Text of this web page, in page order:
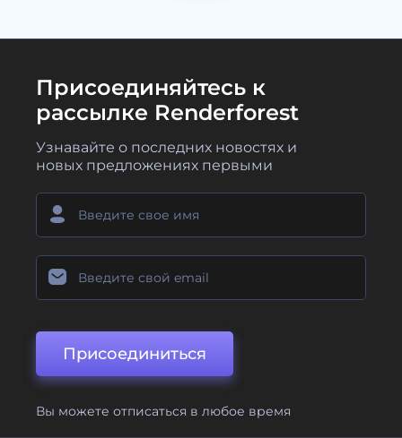
Присоединяйтесь к
рассылке Renderforest
Узнавайте о последних новостях и
новых предложениях первыми
Присоединиться
Вы можете отписаться в любое время